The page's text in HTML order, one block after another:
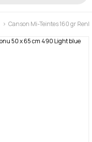
Canson Mi-Teintes 160 gr